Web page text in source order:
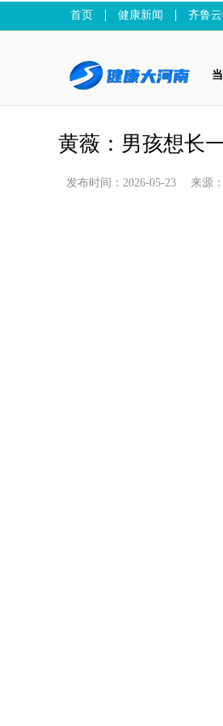
首页 健康新闻 齐鲁
黄薇：男孩想长
发布时间：2026-05-23 来源：